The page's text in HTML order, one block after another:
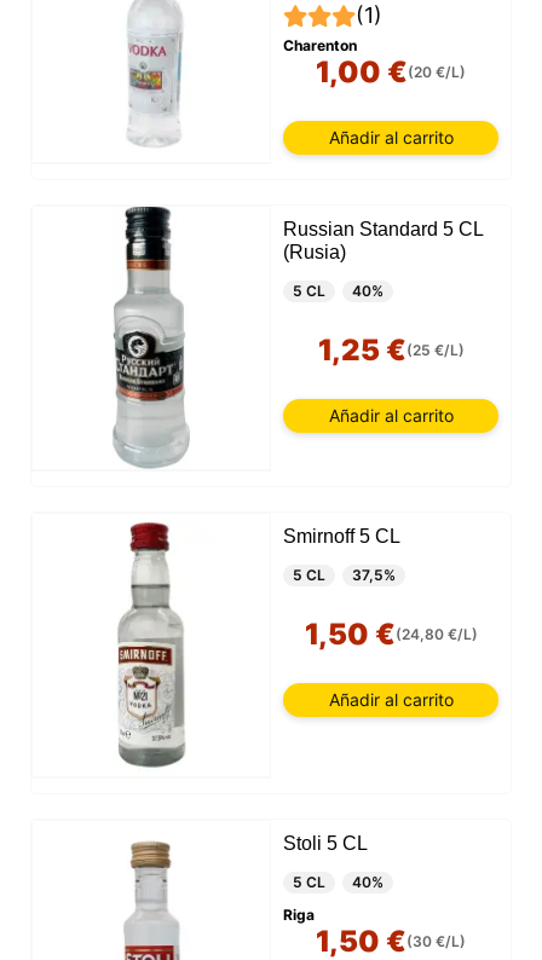
(1)
Charenton
1,00 €(20 €/L)
Añadir al carrito
Russian Standard 5 CL
(Rusia)
5 CL 40%
1,25 €(25 €/L)
Añadir al carrito
Smirnoff 5 CL
5 CL 37,5%
1,50 €(24,80 €/L)
Añadir al carrito
Stoli 5 CL
5 CL
40%
Riga
1,50 €(30 €/L)